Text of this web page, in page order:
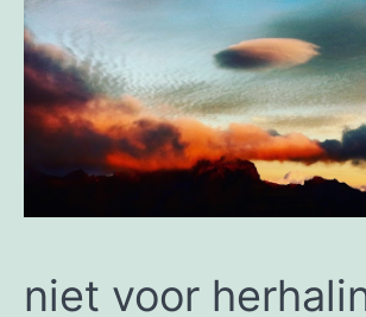
niet voor